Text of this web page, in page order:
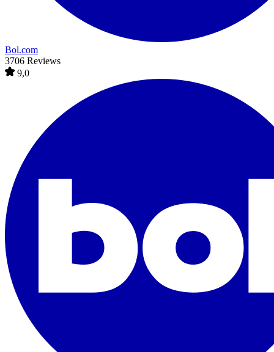
Bol.com
3706 Reviews
9,0